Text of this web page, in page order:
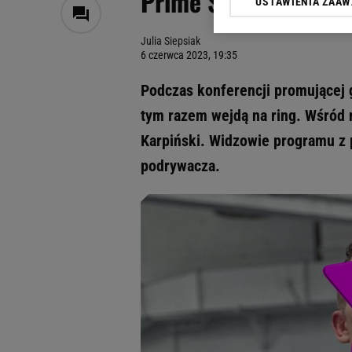
Julia Siepsiak
6 czerwca 2023, 19:35
Podczas konferencji promującej
tym razem wejdą na ring.
Karpiński. Widzowie programu z
podrywacza.
Klikając „Akceptuję”
odnośnik „Ustawienia
My, nasi Zaufani
Użycie dokładnych
Przechowywanie